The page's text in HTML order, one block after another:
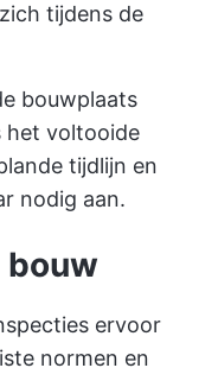
tijdens de
bouwplaats
het voltooide
tijdlijn en
nodig aan.
bouw
ervoor
normen en